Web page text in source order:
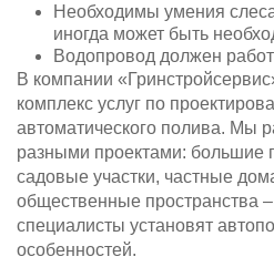
Необходимы умения
иногда может быть
Водопровод должен
В компании
комплекс услуг по
автоматического полива. Мы
разными проектами: большие
садовые участки, частные
общественные пространства
специалисты установят
особенностей.